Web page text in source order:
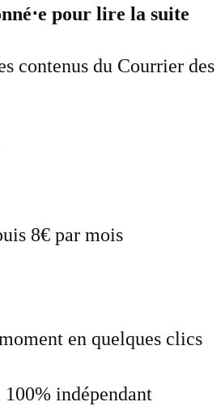
pour lire la suite
contenus du Courrier des
8€ par mois
en quelques clics
indépendant